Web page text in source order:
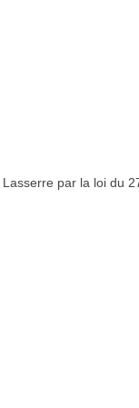
par la loi du